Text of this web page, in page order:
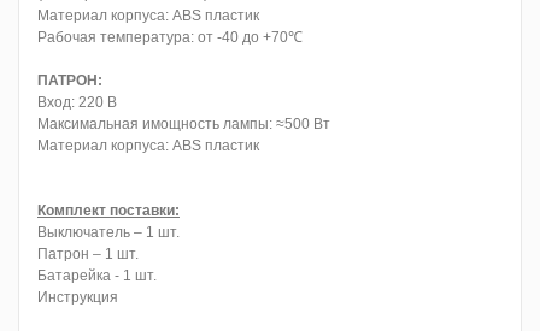
Материал корпуса: ABS пластик
Рабочая температура: от -40 до +70℃
ПАТРОН:
Вход: 220 В
Максимальная имощность лампы: ≈500 Вт
Материал корпуса: ABS пластик
Комплект поставки:
Выключатель – 1 шт.
Патрон – 1 шт.
Батарейка - 1 шт.
Инструкция